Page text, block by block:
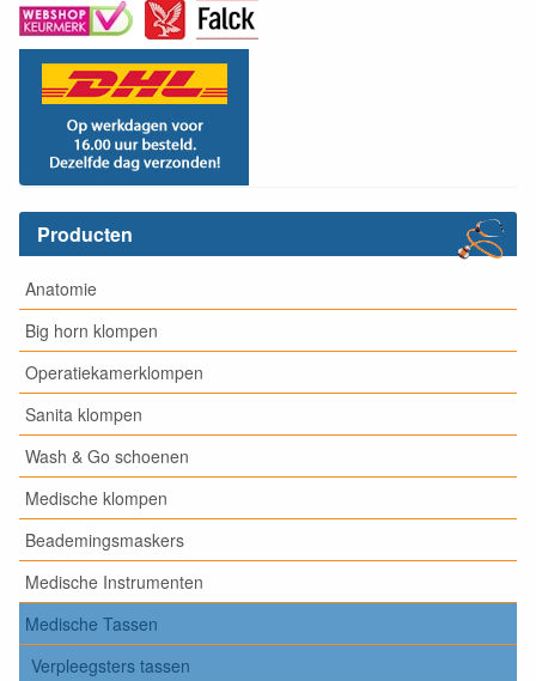
Producten
Anatomie
Big horn klompen
Operatiekamerklompen
Sanita klompen
Wash & Go schoenen
Medische klompen
Beademingsmaskers
Medische Instrumenten
Medische Tassen
Verpleegsters tassen